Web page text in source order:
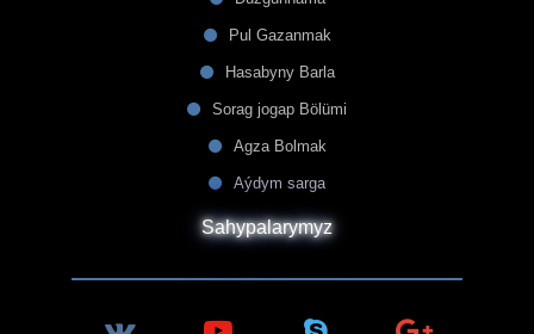
Pul Gazanmak
Hasabyny Barla
Sorag jogap Bölümi
Agza Bolmak
Aýdym sarga
Sahypalarymyz